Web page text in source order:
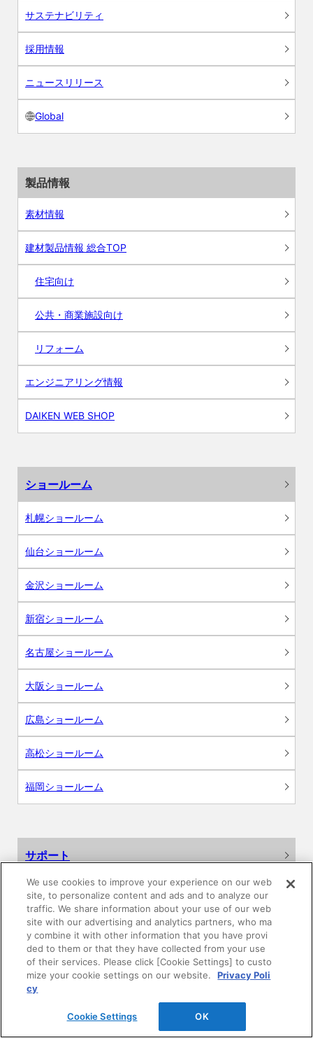
サステナビリティ
採用情報
ニュースリリース
Global
製品情報
素材情報
建材製品情報 総合TOP
住宅向け
公共・商業施設向け
リフォーム
エンジニアリング情報
DAIKEN WEB SHOP
ショールーム
札幌ショールーム
仙台ショールーム
金沢ショールーム
新宿ショールーム
名古屋ショールーム
大阪ショールーム
広島ショールーム
高松ショールーム
福岡ショールーム
サポート
よくあるご質問
カタログ閲覧・資料請求
各種データダウンロード
WEB見積・各種シミュレーション
交換用部品の購入
We use cookies to improve your experience on our web
site, to personalize content and ads and to analyze our
traffic. We share information about your use of our web
site with our advertising and analytics partners, who ma
y combine it with other information that you have provi
ded to them or that they have collected from your use
of their services. Please click [Cookie Settings] to custo
mize your cookie settings on our website.
Privacy Poli
cy
Cookie Settings OK